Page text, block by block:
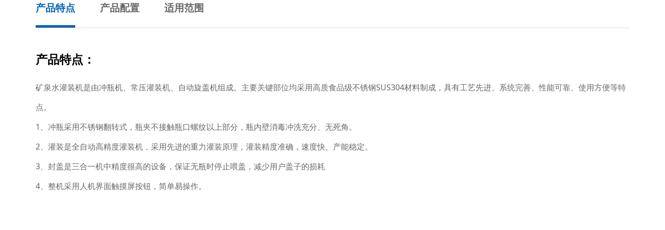
产品特点 产品配置 适用范围
产品特点：
矿泉水灌装机是由冲瓶机、常压灌装机、自动旋盖机组成。主要关键部位均采用高质食品级不锈钢SUS304材料制成，具有工艺先进、系统完善、性能可靠、使用方便等特
点。
1、冲瓶采用不锈钢翻转式，瓶夹不接触瓶口螺纹以上部分，瓶内壁消毒冲洗充分、无死角。
2、灌装是全自动高精度灌装机，采用先进的重力灌装原理，灌装精度准确，速度快、产能稳定。
3、封盖是三合一机中精度很高的设备，保证无瓶时停止喂盖，减少用户盖子的损耗
4、整机采用人机界面触摸屏按钮，简单易操作。